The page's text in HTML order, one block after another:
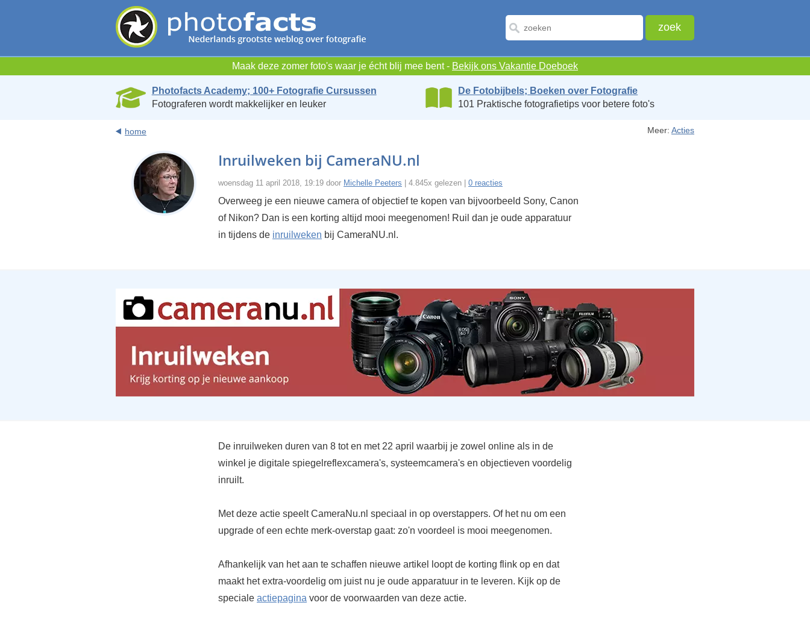
Maak deze zomer foto's waar je écht blij mee bent - Bekijk ons Vakantie Doeboek
Photofacts Academy; 100+ Fotografie Cursussen
Fotograferen wordt makkelijker en leuker
De Fotobijbels; Boeken over Fotografie
101 Praktische fotografietips voor betere foto's
home Meer: Acties
Inruilweken bij CameraNU.nl
woensdag 11 april 2018, 19:19 door Michelle Peeters | 4.845x gelezen | 0 reacties
Overweeg je een nieuwe camera of objectief te kopen van bijvoorbeeld Sony, Canon
of Nikon? Dan is een korting altijd mooi meegenomen! Ruil dan je oude apparatuur
in tijdens de inruilweken bij CameraNU.nl.
De inruilweken duren van 8 tot en met 22 april waarbij je zowel online als in de
winkel je digitale spiegelreflexcamera's, systeemcamera's en objectieven voordelig
inruilt.
Met deze actie speelt CameraNu.nl speciaal in op overstappers. Of het nu om een
upgrade of een echte merk-overstap gaat: zo'n voordeel is mooi meegenomen.
Afhankelijk van het aan te schaffen nieuwe artikel loopt de korting flink op en dat
maakt het extra-voordelig om juist nu je oude apparatuur in te leveren. Kijk op de
speciale actiepagina voor de voorwaarden van deze actie.